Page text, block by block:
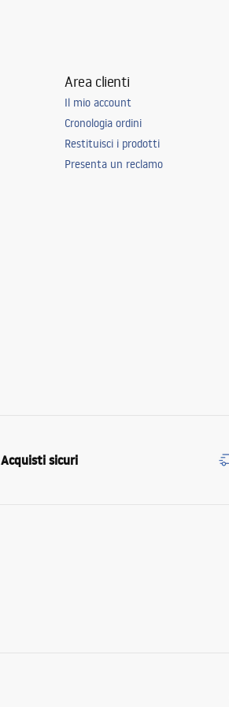
Area clienti
Il mio account
Cronologia ordini
Restituisci i prodotti
Presenta un reclamo
Acquisti sicuri